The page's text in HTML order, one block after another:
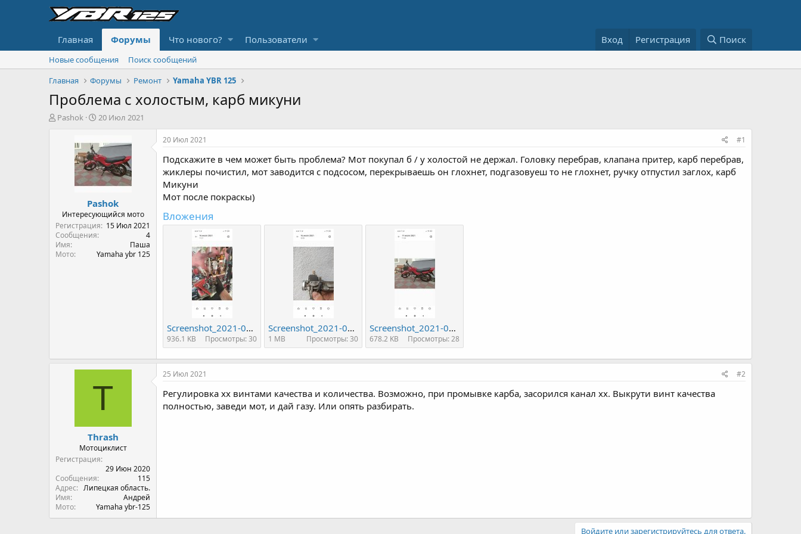
Главная Форумы Что нового? Пользователи Вход Регистрация Поиск
Новые сообщения
Поиск сообщений
Главная
Форумы Ремонт Yamaha YBR 125
Проблема с холостым, карб микуни
А
Pashok
Д
а
н
а
ч
л
а
20 Июл 2021
Pashok
Интересующийся мото
Регистрация
15 Июл 2021
Сообщения
4
Имя
Паша
Мото
Yamaha ybr 125
20 Июл 2021 #1
Подскажите в чем может быть проблема? Мот покупал б / у холостой не держал. Головку перебрав, клапана притер, карб перебрав,
жиклеры почистил, мот заводится с подсосом, перекрываешь он глохнет, подгазовуеш то не глохнет, ручку отпустил заглох, карб
Микуни
Мот после покраскы)
Вложения
Screenshot_2021-07-20-22-34-03-003_com.miui.gallery.jpg
936.1 KB Просмотры: 30
Screenshot_2021-07-20-22-34-06-644_com.miui.gallery.jpg
1 MB Просмотры: 30
Screenshot_2021-07-20-22-34-24-631_com.miui.gallery.jpg
678.2 KB Просмотры: 28
T
Thrash
Мотоциклист
Регистрация
29 Июн 2020
Сообщения
115
Адрес
Липецкая область.
Имя
Андрей
Мото
Yamaha ybr-125
25 Июл 2021 #2
Регулировка хх винтами качества и количества. Возможно, при промывке карба, засорился канал хх. Выкрути винт качества
полностью, заведи мот, и дай газу. Или опять разбирать.
Войдите или зарегистрируйтесь для ответа.